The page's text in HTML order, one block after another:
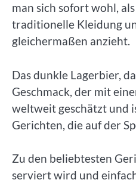
man sich sofort wohl,
traditionelle Kleidung
gleichermaßen anzieht.
Das dunkle Lagerbier,
Geschmack, der mit
weltweit geschätzt und
Gerichten, die auf der
Zu den beliebtesten
serviert wird und